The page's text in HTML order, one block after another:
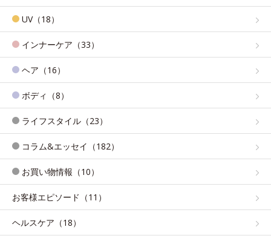
UV（18）
インナーケア（33）
ヘア（16）
ボディ（8）
ライフスタイル（23）
コラム&エッセイ（182）
お買い物情報（10）
お客様エピソード（11）
ヘルスケア（18）